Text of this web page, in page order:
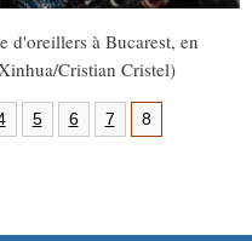
d'oreillers à Bucarest, en
Cristian Cristel)
5 6 7 8